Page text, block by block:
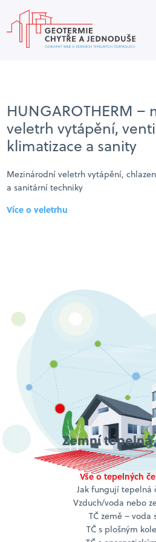
HUNGAROTHERM –
veletrh vytápění,
klimatizace a sanity
Mezinárodní veletrh vytápění,
a sanitární techniky
Více o veletrhu
Zemní tepelná
Vše o tepelných
Jak fungují tepelná
Vzduch/voda nebo
TČ země – voda
TČ s plošným